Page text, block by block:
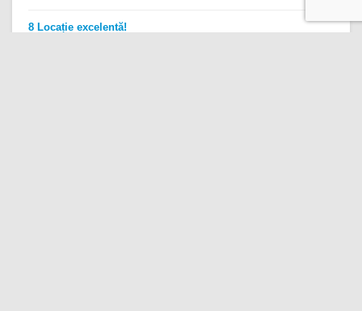
8 Locație excelentă!